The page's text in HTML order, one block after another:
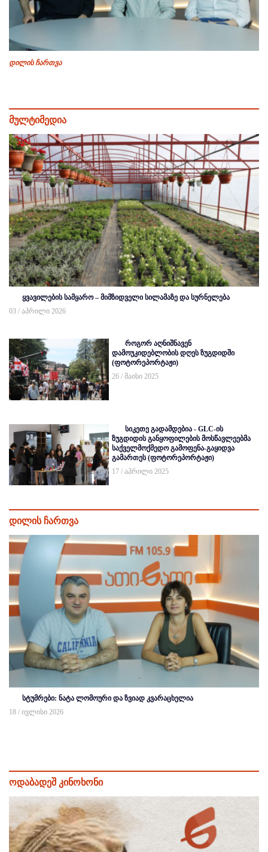
დილის ჩართვა
მულტიმედია
ყვავილების სამყარო – მიმზიდველი სილამაზე და სურნელება
03 / აპრილი 2026
როგორ აღნიშნავენ
დამოუკიდებლობის დღეს ზუგდიდში
(ფოტორეპორტაჟი)
26 / მაისი 2025
სიკეთე გადამდებია - GLC-ის
ზუგდიდის განყოფილების მოსწავლეებმა
საქველმოქმედო გამოფენა-გაყიდვა
გამართეს (ფოტორეპორტაჟი)
17 / აპრილი 2025
დილის ჩართვა
სტუმრები: ნატა ლომოური და ზვიად კვარაცხელია
18 / ივლისი 2026
ოდაბადეშ კინოხონი